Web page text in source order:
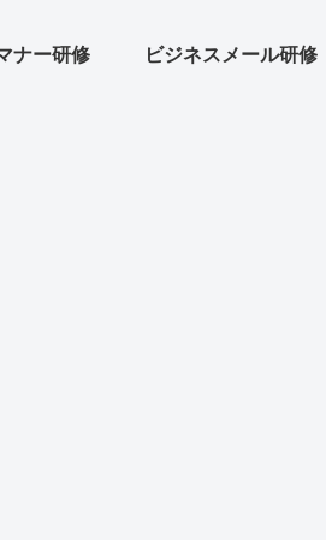
ナー研修 ビジネスメール研修